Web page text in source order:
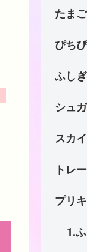
たま
ぴち
ふし
シュ
スカ
トレ
プリ
1.